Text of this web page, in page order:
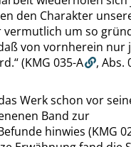
den Charakter
vermutlich um so
von vornherein nur
“(KMG 035-A , Abs.
Werk schon vor
Band zur
hinwies (KMG